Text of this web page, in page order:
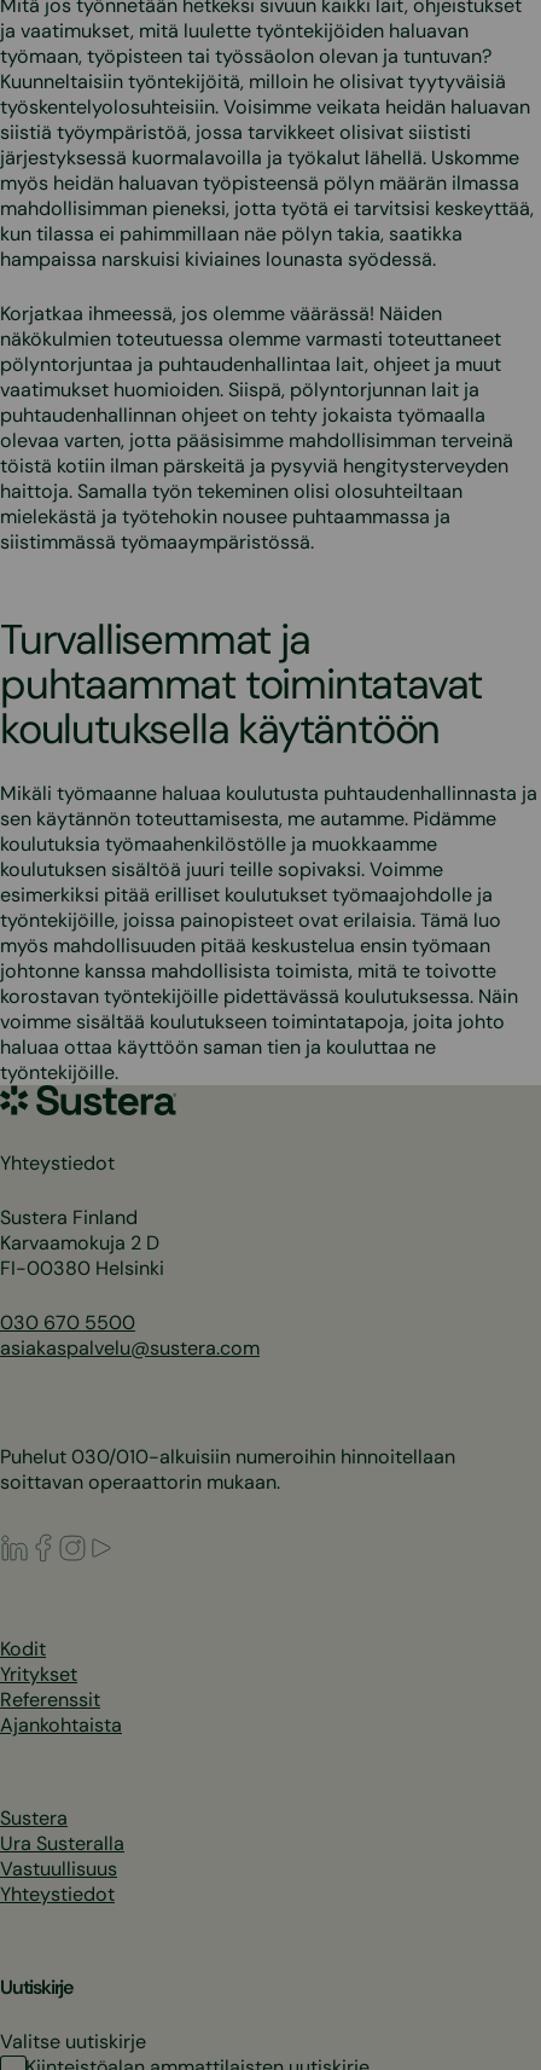
Mitä jos työnnetään hetkeksi sivuun kaikki lait, ohjeistukset
ja vaatimukset, mitä luulette työntekijöiden haluavan
työmaan, työpisteen tai työssäolon olevan ja tuntuvan?
Kuunneltaisiin työntekijöitä, milloin he olisivat tyytyväisiä
työskentelyolosuhteisiin. Voisimme veikata heidän haluavan
siistiä työympäristöä, jossa tarvikkeet olisivat siististi
järjestyksessä kuormalavoilla ja työkalut lähellä. Uskomme
myös heidän haluavan työpisteensä pölyn määrän ilmassa
mahdollisimman pieneksi, jotta työtä ei tarvitsisi keskeyttää,
kun tilassa ei pahimmillaan näe pölyn takia, saatikka
hampaissa narskuisi kiviaines lounasta syödessä.
Korjatkaa ihmeessä, jos olemme väärässä! Näiden
näkökulmien toteutuessa olemme varmasti toteuttaneet
pölyntorjuntaa ja puhtaudenhallintaa lait, ohjeet ja muut
vaatimukset huomioiden. Siispä, pölyntorjunnan lait ja
puhtaudenhallinnan ohjeet on tehty jokaista työmaalla
olevaa varten, jotta pääsisimme mahdollisimman terveinä
töistä kotiin ilman pärskeitä ja pysyviä hengitysterveyden
haittoja. Samalla työn tekeminen olisi olosuhteiltaan
mielekästä ja työtehokin nousee puhtaammassa ja
siistimmässä työmaaympäristössä.
Turvallisemmat ja
puhtaammat toimintatavat
koulutuksella käytäntöön
Mikäli työmaanne haluaa koulutusta puhtaudenhallinnasta ja
sen käytännön toteuttamisesta, me autamme. Pidämme
koulutuksia työmaahenkilöstölle ja muokkaamme
koulutuksen sisältöä juuri teille sopivaksi. Voimme
esimerkiksi pitää erilliset koulutukset työmaajohdolle ja
työntekijöille, joissa painopisteet ovat erilaisia. Tämä luo
myös mahdollisuuden pitää keskustelua ensin työmaan
johtonne kanssa mahdollisista toimista, mitä te toivotte
korostavan työntekijöille pidettävässä koulutuksessa. Näin
voimme sisältää koulutukseen toimintatapoja, joita johto
haluaa ottaa käyttöön saman tien ja kouluttaa ne
työntekijöille.
Sustera
Yhteystiedot
Sustera Finland
Karvaamokuja 2 D
FI-00380 Helsinki
030 670 5500
asiakaspalvelu@sustera.com
Puhelut 030/010-alkuisiin numeroihin hinnoitellaan
soittavan operaattorin mukaan.
LinkedIn
Facebook
Instagram
Kodit
Yritykset
Referenssit
Ajankohtaista
Sustera
Ura Susteralla
Vastuullisuus
Yhteystiedot
Uutiskirje
Valitse uutiskirje